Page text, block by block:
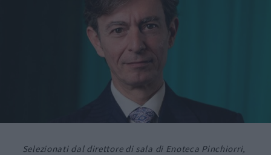
Selezionati dal direttore di sala di Enoteca Pinchiorri,